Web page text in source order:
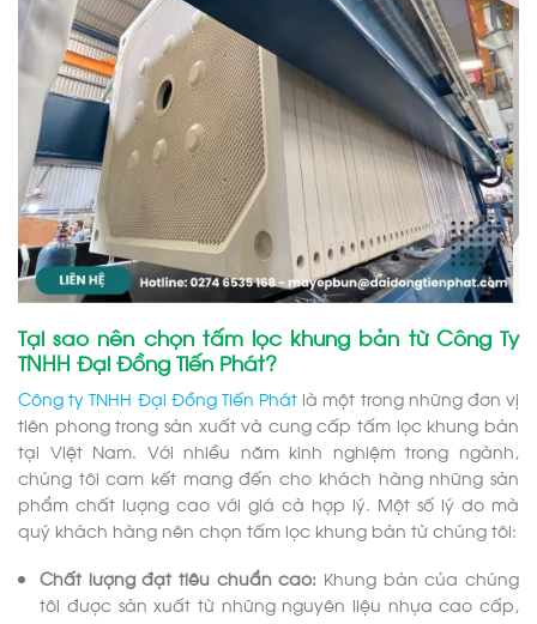
Tại sao nên chọn tấm lọc khung bản từ Công Ty
TNHH Đại Đồng Tiến Phát?
Công ty TNHH Đại Đồng Tiến Phát là một trong những đơn vị
tiên phong trong sản xuất và cung cấp tấm lọc khung bản
tại Việt Nam. Với nhiều năm kinh nghiệm trong ngành,
chúng tôi cam kết mang đến cho khách hàng những sản
phẩm chất lượng cao với giá cả hợp lý. Một số lý do mà
quý khách hàng nên chọn tấm lọc khung bản từ chúng tôi:
Chất lượng đạt tiêu chuẩn cao: Khung bản của chúng
tôi được sản xuất từ những nguyên liệu nhựa cao cấp,